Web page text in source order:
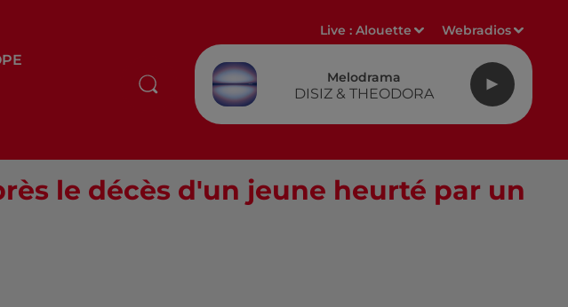
Live :Alouette Webradios
Melodrama
DISIZ & THEODORA
le décès d'un jeune heurté par un